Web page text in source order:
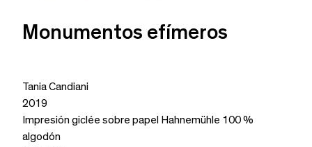
Monumentos efímeros
Tania Candiani
2019
Impresión giclée sobre papel Hahnemühle 100 %
algodón